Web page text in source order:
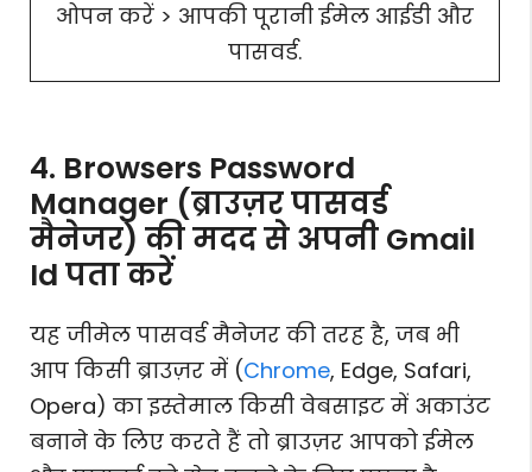
ओपन करें > आपकी पूरानी ईमेल आईडी और
पासवर्ड.
4. Browsers Password
Manager (ब्राउज़र पासवर्ड
मैनेजर) की मदद से अपनी Gmail
Id पता करें
यह जीमेल पासवर्ड मैनेजर की तरह है, जब भी
आप किसी ब्राउज़र में (Chrome, Edge, Safari,
Opera) का इस्तेमाल किसी वेबसाइट में अकाउंट
बनाने के लिए करते हैं तो ब्राउज़र आपको ईमेल